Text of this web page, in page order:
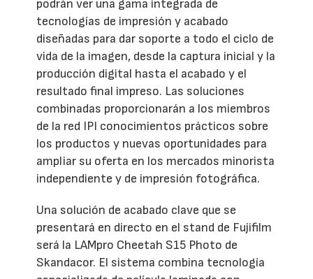
podrán ver una gama integrada de
tecnologías de impresión y acabado
diseñadas para dar soporte a todo el ciclo de
vida de la imagen, desde la captura inicial y la
producción digital hasta el acabado y el
resultado final impreso. Las soluciones
combinadas proporcionarán a los miembros
de la red IPI conocimientos prácticos sobre
los productos y nuevas oportunidades para
ampliar su oferta en los mercados minorista
independiente y de impresión fotográfica.
Una solución de acabado clave que se
presentará en directo en el stand de Fujifilm
será la LAMpro Cheetah S15 Photo de
Skandacor. El sistema combina tecnología